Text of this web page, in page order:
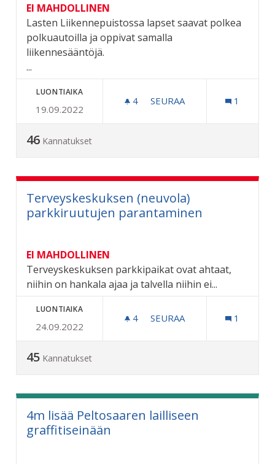
EI MAHDOLLINEN
Lasten Liikennepuistossa lapset saavat polkea
polkuautoilla ja oppivat samalla
liikennesääntöjä.
...
LUONTIAIKA
19.09.2022
4 4 SEURAAJAA
SEURAA 1
46 Kannatukset
Terveyskeskuksen (neuvola)
parkkiruutujen parantaminen
EI MAHDOLLINEN
Terveyskeskuksen parkkipaikat ovat ahtaat,
niihin on hankala ajaa ja talvella niihin ei...
LUONTIAIKA
24.09.2022
4 4 SEURAAJAA
SEURAA 1
45 Kannatukset
4m lisää Peltosaaren lailliseen
graffitiseinään